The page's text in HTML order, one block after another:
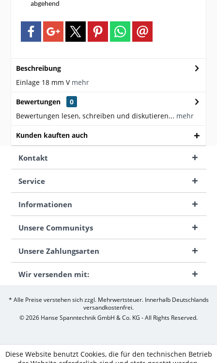
abgehend
Beschreibung
Einlage 18 mm V mehr
Bewertungen
0
Bewertungen lesen, schreiben und diskutieren... mehr
Kunden kauften auch
Kontakt
Service
Informationen
Unsere Communitys
Unsere Zahlungsarten
Wir versenden mit:
* Alle Preise verstehen sich zzgl. Mehrwertsteuer. Innerhalb Deutschlands
versandkostenfrei.
© 2026 Hanse Spanntechnik GmbH & Co. KG - All Rights Reserved.
Diese Website benutzt Cookies, die für den technischen Betrieb